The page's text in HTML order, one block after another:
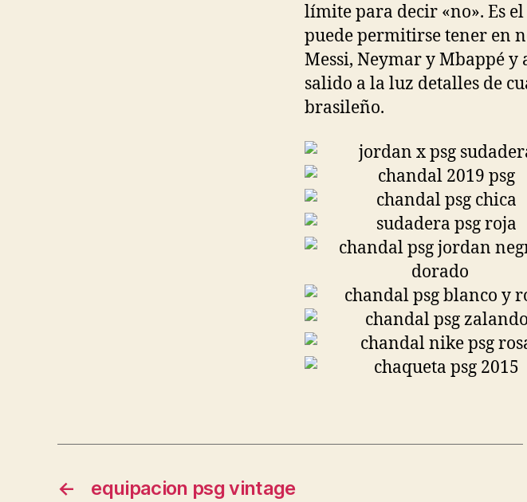
límite para decir «no». Es
puede permitirse tener en
Messi, Neymar y Mbappé y
salido a la luz detalles de
brasileño.
← equipacion psg vintage